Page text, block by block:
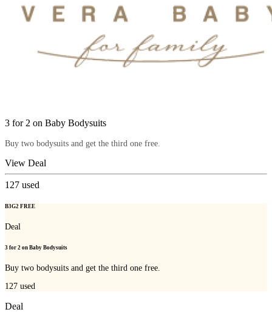
3 for 2 on Baby Bodysuits
Buy two bodysuits and get the third one free.
View Deal
127 used
B3G2 FREE
Deal
3 for 2 on Baby Bodysuits
Buy two bodysuits and get the third one free.
127 used
Deal